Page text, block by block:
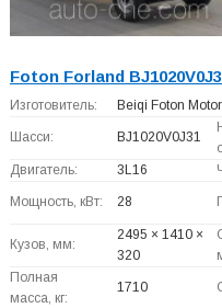
Foton Forland
Изготовитель: Beiqi Foton
Шасси: BJ1020V0J31
Двигатель: 3L16
Мощность, кВт: 28
Кузов, мм:
2495 × 1410 ×
320
Полная
масса, кг:
1710